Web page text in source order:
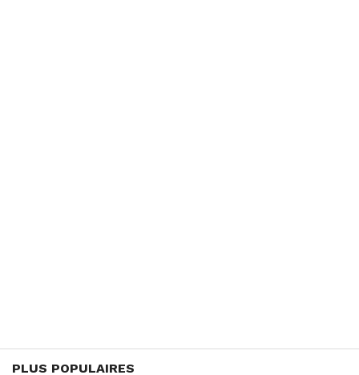
PLUS POPULAIRES